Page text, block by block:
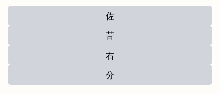
佐
苦
右
分